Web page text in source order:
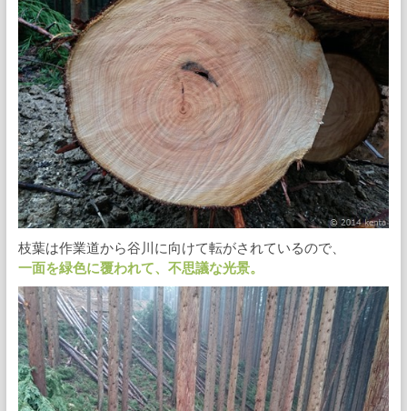
枝葉は作業道から谷川に向けて転がされているので、
一面を緑色に覆われて、不思議な光景。